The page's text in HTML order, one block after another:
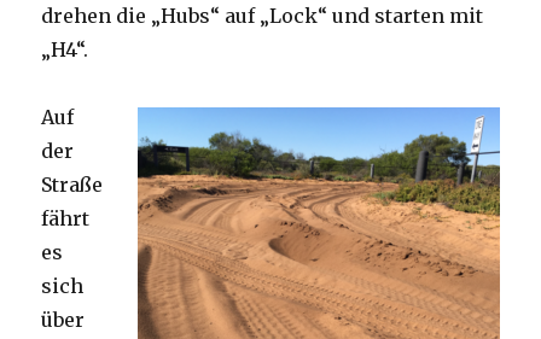
drehen die „Hubs“ auf „Lock“ und starten mit
„H4“.
Auf
der
Straße
fährt
es
sich
über